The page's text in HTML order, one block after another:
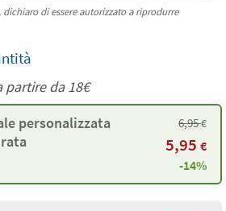
di essere autorizzato a riprodurre
partire da 18€
personalizzata
6,95€
5,95 €
-14%